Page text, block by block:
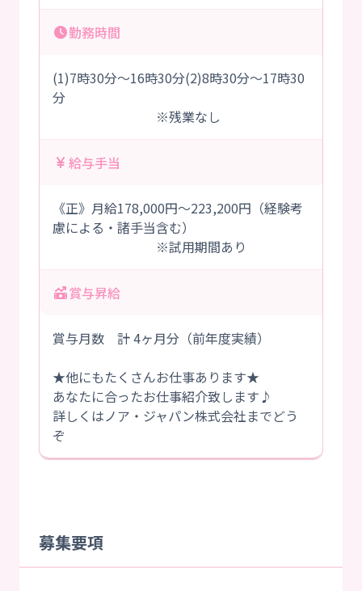
勤務時間
(1)7時30分～16時30分(2)8時30分～17時30
分
※残業なし
給与手当
《正》月給178,000円～223,200円（経験考
慮による・諸手当含む）
※試用期間あり
賞与昇給
賞与月数 計 4ヶ月分（前年度実績）
★他にもたくさんお仕事あります★
あなたに合ったお仕事紹介致します♪
詳しくはノア・ジャパン株式会社までどう
ぞ
募集要項